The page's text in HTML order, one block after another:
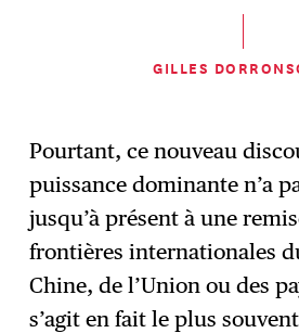
GILLES
Pourtant, ce nouveau
puissance dominante n’a
jusqu’à présent à une
frontières internationales
Chine, de l’Union ou des
s’agit en fait le plus